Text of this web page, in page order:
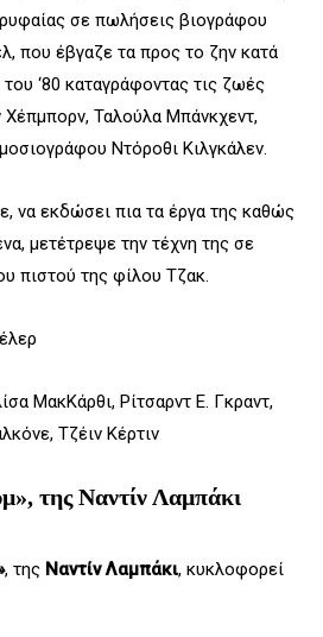
σε πωλήσεις βιογράφου
που έβγαζε τα προς το ζην κατά
του ‘80 καταγράφοντας τις ζωές
Ταλούλα Μπάνκχεντ,
Ντόροθι Κιλγκάλεν.
να εκδώσει πια τα έργα της καθώς
μετέτρεψε την τέχνη της σε
πιστού της φίλου Τζακ.
ΜακΚάρθι, Ρίτσαρντ Ε. Γκραντ,
Τζέιν Κέρτιν
της Ναντίν Λαμπάκι
, της Ναντίν Λαμπάκι, κυκλοφορεί